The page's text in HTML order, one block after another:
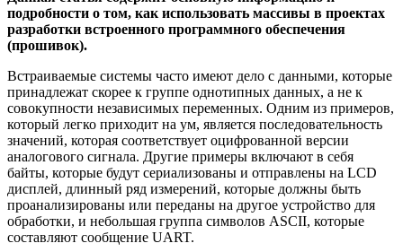
подробности о том, как использовать массивы в проектах
разработки встроенного программного обеспечения
(прошивок).
Встраиваемые системы часто имеют дело с данными, которые
принадлежат скорее к группе однотипных данных, а не к
совокупности независимых переменных. Одним из примеров,
который легко приходит на ум, является последовательность
значений, которая соответствует оцифрованной версии
аналогового сигнала. Другие примеры включают в себя
байты, которые будут сериализованы и отправлены на LCD
дисплей, длинный ряд измерений, которые должны быть
проанализированы или переданы на другое устройство для
обработки, и небольшая группа символов ASCII, которые
составляют сообщение UART.